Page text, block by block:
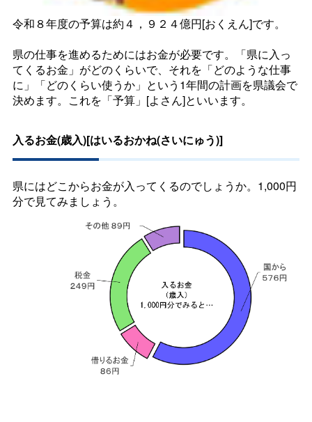
令和８年度の予算は約４，９２４億円[おくえん]です。
県の仕事を進めるためにはお金が必要です。「県に入っ
てくるお金」がどのくらいで、それを「どのような仕事
に」「どのくらい使うか」という1年間の計画を県議会で
決めます。これを「予算」[よさん]といいます。
入るお金(歳入)[はいるおかね(さいにゅう)]
県にはどこからお金が入ってくるのでしょうか。1,000円
分で見てみましょう。